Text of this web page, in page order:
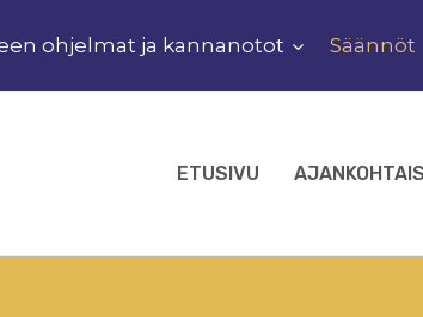
ohjelmat ja kannanotot Säännöt
ETUSIVU